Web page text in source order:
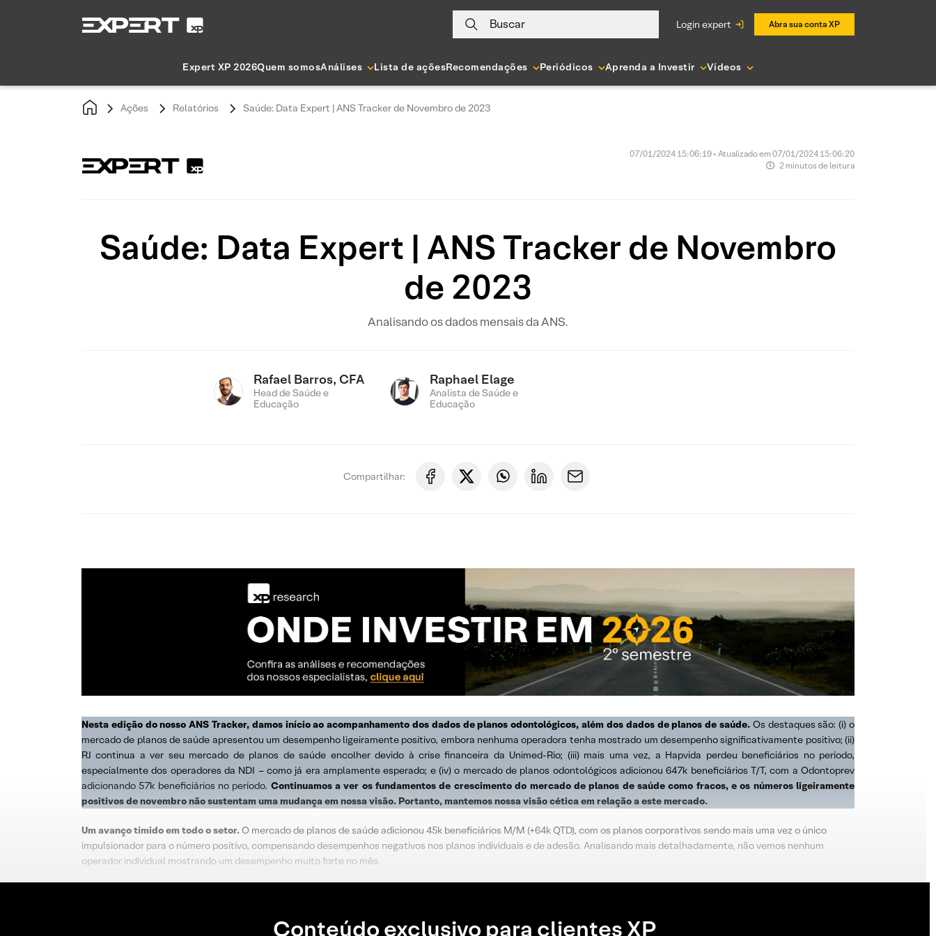
Buscar login expert Abra sua conta XP
Expert XP 2026Quem somosAnálises Lista de açõesRecomendações Periódicos Aprenda a Investir Vídeos
Ações Relatórios Saúde: Data Expert | ANS Tracker de Novembro de 2023
07/01/2024 15:06:19 • Atualizado em 07/01/2024 15:06:20
2 minutos de leitura
Saúde: Data Expert | ANS Tracker de Novembro
de 2023
Analisando os dados mensais da ANS.
Rafael Barros, CFA
Head de Saúde e
Educação
Raphael Elage
Analista de Saúde e
Educação
Compartilhar:
Nesta edição do nosso ANS Tracker, damos início ao acompanhamento dos dados de planos odontológicos, além dos dados de planos de saúde.Os destaques são: (i) o
mercado de planos de saúde apresentou um desempenho ligeiramente positivo, embora nenhuma operadora tenha mostrado um desempenho significativamente positivo; (ii)
RJ continua a ver seu mercado de planos de saúde encolher devido à crise financeira da Unimed-Rio; (iii) mais uma vez, a Hapvida perdeu beneficiários no período,
especialmente dos operadores da NDI – como já era amplamente esperado; e (iv) o mercado de planos odontológicos adicionou 647k beneficiários T/T, com a Odontoprev
adicionando 57k beneficiários no período. Continuamos a ver os fundamentos de crescimento do mercado de planos de saúde como fracos, e os números ligeiramente
positivos de novembro não sustentam uma mudança em nossa visão. Portanto, mantemos nossa visão cética em relação a este mercado.
Um avanço tímido em todo o setor.O mercado de planos de saúde adicionou 45k beneficiários M/M (+64k QTD), com os planos corporativos sendo mais uma vez o único
impulsionador para o número positivo, compensando desempenhos negativos nos planos individuais e de adesão. Analisando mais detalhadamente, não vemos nenhum
operador individual mostrando um desempenho muito forte no mês.
Conteúdo exclusivo para clientes XP